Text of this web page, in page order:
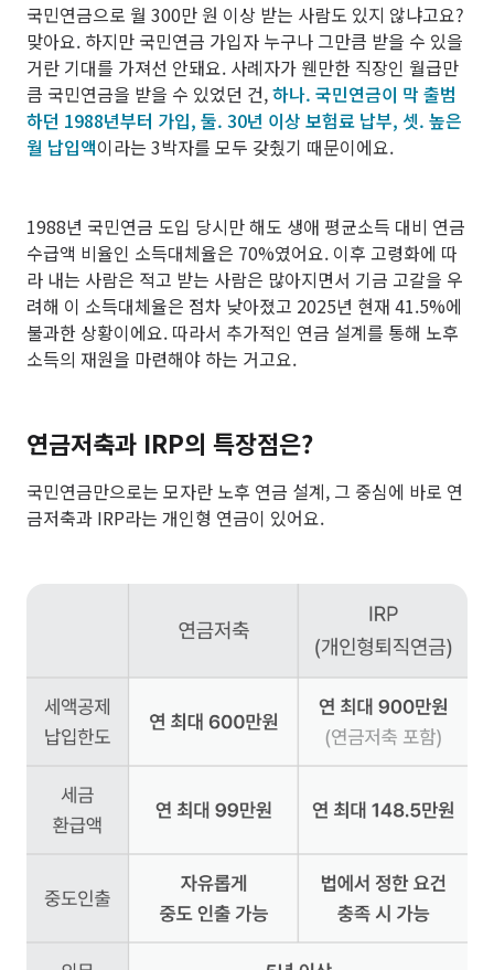
국민연금으로 월 300만 원 이상 받는 사람도 있지 않냐고요?
맞아요. 하지만 국민연금 가입자 누구나 그만큼 받을 수 있을
거란 기대를 가져선 안돼요. 사례자가 웬만한 직장인 월급만
큼 국민연금을 받을 수 있었던 건,하나. 국민연금이 막 출범
하던 1988년부터 가입, 둘. 30년 이상 보험료 납부, 셋. 높은
월 납입액이라는 3박자를 모두 갖췄기 때문이에요.
1988년 국민연금 도입 당시만 해도 생애 평균소득 대비 연금
수급액 비율인 소득대체율은 70%였어요. 이후 고령화에 따
라 내는 사람은 적고 받는 사람은 많아지면서 기금 고갈을 우
려해 이 소득대체율은 점차 낮아졌고 2025년 현재 41.5%에
불과한 상황이에요. 따라서 추가적인 연금 설계를 통해 노후
소득의 재원을 마련해야 하는 거고요.
연금저축과 IRP의 특장점은?
국민연금만으로는 모자란 노후 연금 설계, 그 중심에 바로 연
금저축과 IRP라는 개인형 연금이 있어요.